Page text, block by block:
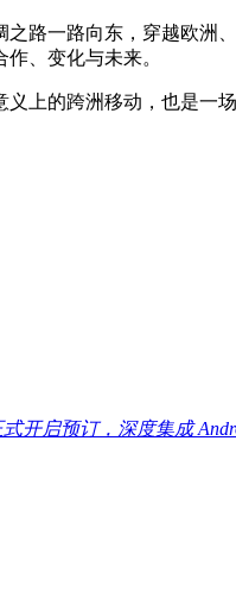
⼀路向东，穿越欧洲
、变化与未来。
的跨洲移动，也是⼀
开启预订，深度集成